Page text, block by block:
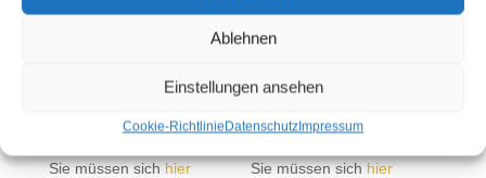
Ablehnen
Einstellungen ansehen
Cookie-RichtlinieDatenschutzImpressum
SEELACHSFILET IN
190G (KG)
Sie müssen sichhier
TK BACKFISCH IN
COMBI DÄMPFER
(KG)
Sie müssen sichhier